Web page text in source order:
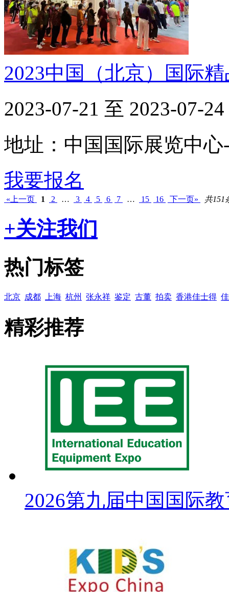
2023中国（北京）国际
2023-07-21 至 2023-07-24
地址：中国国际展览中心
我要报名
«上一页 1 2 … 3 4 5 6 7 … 15 16 下一页» 共151
+关注我们
热门标签
北京 成都 上海 杭州 张永祥 鉴定 古董 拍卖 香港佳士得
精彩推荐
2026第九届中国国际